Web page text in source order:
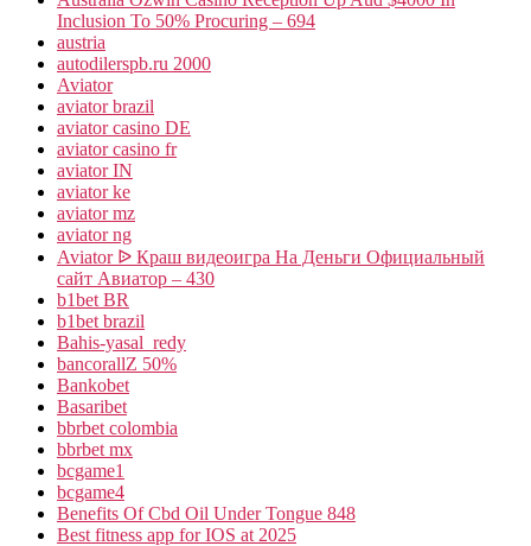
Inclusion To 50% Procuring – 694
austria
autodilerspb.ru 2000
Aviator
aviator brazil
aviator casino DE
aviator casino fr
aviator IN
aviator ke
aviator mz
aviator ng
Aviator ᐉ Краш видеоигра На Деньги Официальный
сайт Авиатор – 430
b1bet BR
b1bet brazil
Bahis-yasal_redy
bancorallZ 50%
Bankobet
Basaribet
bbrbet colombia
bbrbet mx
bcgame1
bcgame4
Benefits Of Cbd Oil Under Tongue 848
Best fitness app for IOS at 2025